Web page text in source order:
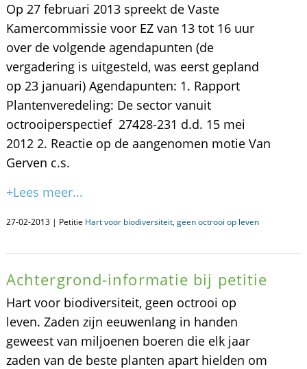
Op 27 februari 2013 spreekt de Vaste
Kamercommissie voor EZ van 13 tot 16 uur
over de volgende agendapunten (de
vergadering is uitgesteld, was eerst gepland
op 23 januari) Agendapunten: 1. Rapport
Plantenveredeling: De sector vanuit
octrooiperspectief 27428-231 d.d. 15 mei
2012 2. Reactie op de aangenomen motie Van
Gerven c.s.
+Lees meer...
27-02-2013 | Petitie Hart voor biodiversiteit, geen octrooi op leven
Achtergrond-informatie bij petitie
Hart voor biodiversiteit, geen octrooi op
leven. Zaden zijn eeuwenlang in handen
geweest van miljoenen boeren die elk jaar
zaden van de beste planten apart hielden om